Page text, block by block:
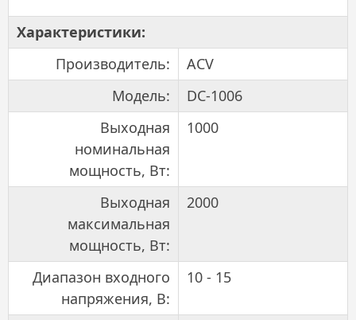
Характеристики:
Производитель:
ACV
Модель:
DC-1006
Выходная
номинальная
мощность, Вт:
1000
Выходная
максимальная
мощность, Вт:
2000
Диапазон входного
напряжения, В:
10 - 15